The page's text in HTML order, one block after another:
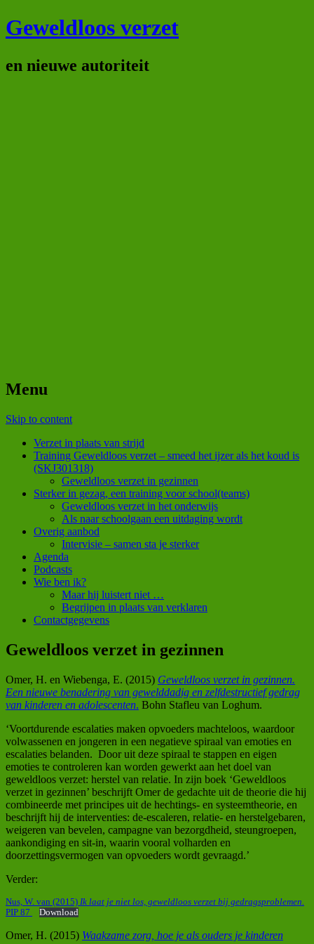
Geweldloos verzet
en nieuwe autoriteit
Menu
Skip to content
Verzet in plaats van strijd
Training Geweldloos verzet – smeed het ijzer als het koud is
(SKJ301318)
Geweldloos verzet in gezinnen
Sterker in gezag, een training voor school(teams)
Geweldloos verzet in het onderwijs
Als naar schoolgaan een uitdaging wordt
Overig aanbod
Intervisie – samen sta je sterker
Agenda
Podcasts
Wie ben ik?
Maar hij luistert niet …
Begrijpen in plaats van verklaren
Contactgegevens
Geweldloos verzet in gezinnen
Omer, H. en Wiebenga, E. (2015) Geweldloos verzet in gezinnen.
Een nieuwe benadering van gewelddadig en zelfdestructief gedrag
van kinderen en adolescenten. Bohn Stafleu van Loghum.
‘Voortdurende escalaties maken opvoeders machteloos, waardoor
volwassenen en jongeren in een negatieve spiraal van emoties en
escalaties belanden. Door uit deze spiraal te stappen en eigen
emoties te controleren kan worden gewerkt aan het doel van
geweldloos verzet: herstel van relatie. In zijn boek ‘Geweldloos
verzet in gezinnen’ beschrijft Omer de gedachte uit de theorie die hij
combineerde met principes uit de hechtings- en systeemtheorie, en
beschrijft hij de interventies: de-escaleren, relatie- en herstelgebaren,
weigeren van bevelen, campagne van bezorgdheid, steungroepen,
aankondiging en sit-in, waarin vooral volharden en
doorzettingsvermogen van opvoeders wordt gevraagd.’
Verder:
Nus, W. van (2015) Ik laat je niet los, geweldloos verzet bij gedragsproblemen.
PIP 87
Download
Omer, H. (2015) Waakzame zorg, hoe je als ouders je kinderen